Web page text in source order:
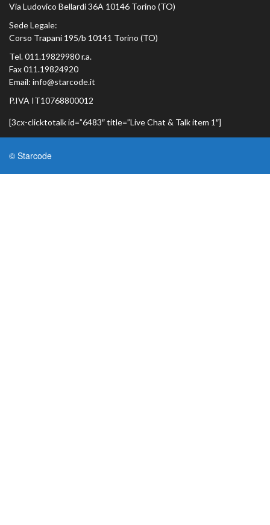
Via Ludovico Bellardi 36A 10146 Torino (TO)
Sede Legale:
Corso Trapani 195/b 10141 Torino (TO)
Tel. 011.19829980 r.a.
Fax 011.19824920
Email: info@starcode.it
P.IVA IT10768800012
[3cx-clicktotalk id=”6483″ title=”Live Chat & Talk item 1″]
© Starcode